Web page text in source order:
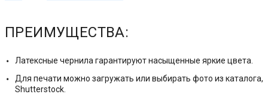
ПРЕИМУЩЕСТВА:
Латексные чернила гарантируют насыщенные яркие цвета.
Для печати можно загружать или выбирать фото из каталога,
Shutterstock.